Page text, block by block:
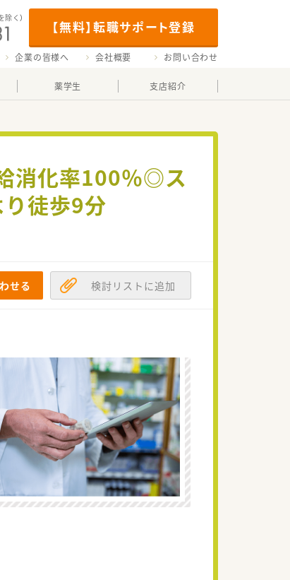
【無料】転職サポート登録
除く）
企業の皆様へ 会社概要 お問い合わせ
薬学生 支店紹介
消化率100％◎ス
徒歩9分
せる 検討リストに追加